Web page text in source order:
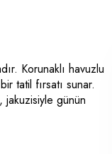
Korunaklı havuzlu
tatil fırsatı sunar.
jakuzisiyle günün
yer alır. İslamlar